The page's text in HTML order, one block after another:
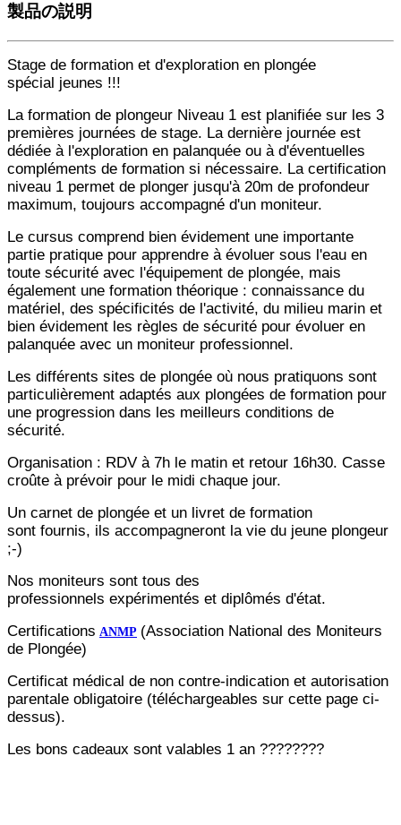
製品の説明
Stage de formation et d'exploration en plongée
spécial jeunes !!!
La formation de plongeur Niveau 1 est planifiée sur les 3
premières journées de stage. La dernière journée est
dédiée à l'exploration en palanquée ou à d'éventuelles
compléments de formation si nécessaire. La certification
niveau 1 permet de plonger jusqu'à 20m de profondeur
maximum, toujours accompagné d'un moniteur.
Le cursus comprend bien évidement une importante
partie pratique pour apprendre à évoluer sous l'eau en
toute sécurité avec l'équipement de plongée, mais
également une formation théorique : connaissance du
matériel, des spécificités de l'activité, du milieu marin et
bien évidement les règles de sécurité pour évoluer en
palanquée avec un moniteur professionnel.
Les différents sites de plongée où nous pratiquons sont
particulièrement adaptés aux plongées de formation pour
une progression dans les meilleurs conditions de
sécurité.
Organisation : RDV à 7h le matin et retour 16h30. Casse
croûte à prévoir pour le midi chaque jour.
Un carnet de plongée et un livret de formation
sont fournis, ils accompagneront la vie du jeune plongeur
;-)
Nos moniteurs sont tous des
professionnels expérimentés et diplômés d'état.
Certifications ANMP (Association National des Moniteurs
de Plongée)
Certificat médical de non contre-indication et autorisation
parentale obligatoire (téléchargeables sur cette page ci-
dessus).
Les bons cadeaux sont valables 1 an ????????